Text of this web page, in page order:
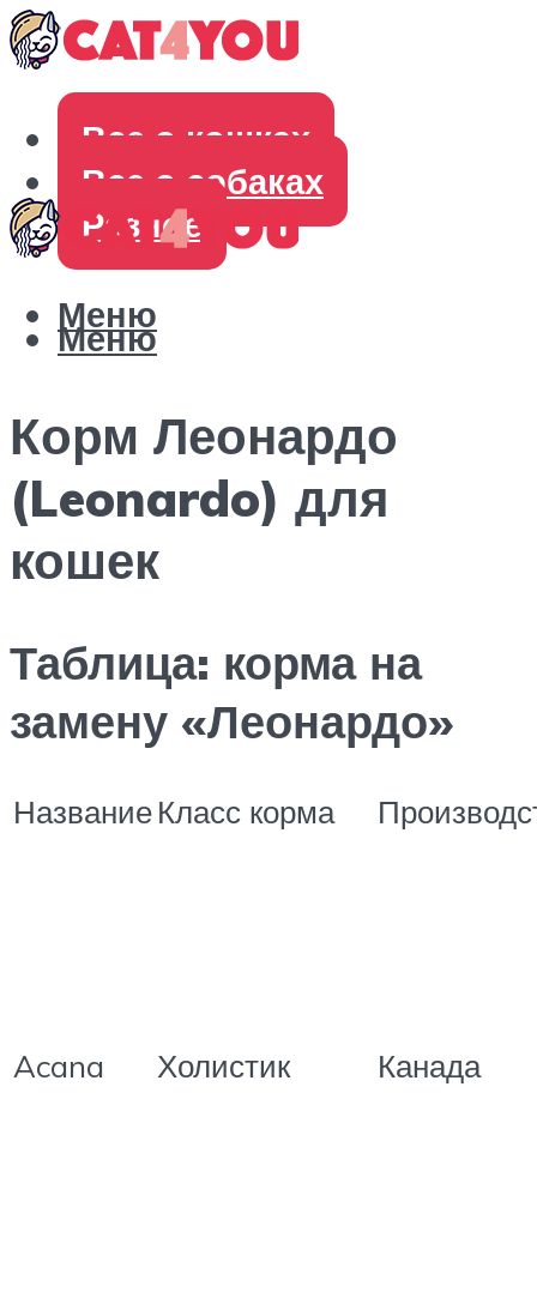
Все о кошках
Все о собаках
Разное
Меню
Меню
Корм Леонардо
(Leonardo) для
кошек
Таблица: корма на
замену «Леонардо»
НазваниеКласс корма
Acana Холистик Канада